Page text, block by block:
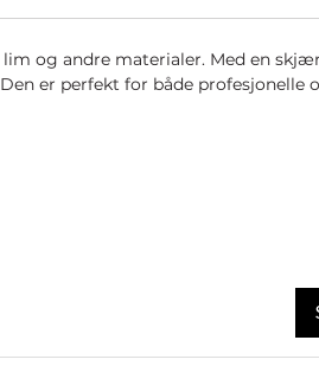
og andre materialer. Med en
er perfekt for både profesjonelle